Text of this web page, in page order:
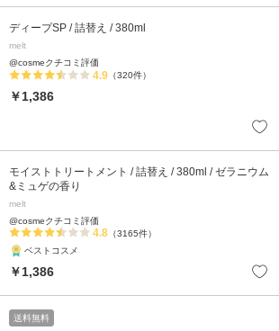
ディープSP / 詰替え / 380ml
melt
@cosmeクチコミ評価
4.9 （320件）
￥1,386
モイストトリートメント / 詰替え / 380ml / ゼラニウム
&ミュゲの香り
melt
@cosmeクチコミ評価
4.8 （3165件）
ベストコスメ
￥1,386
送料無料